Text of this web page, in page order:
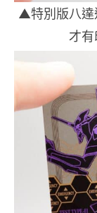
▲特別版八達
才有